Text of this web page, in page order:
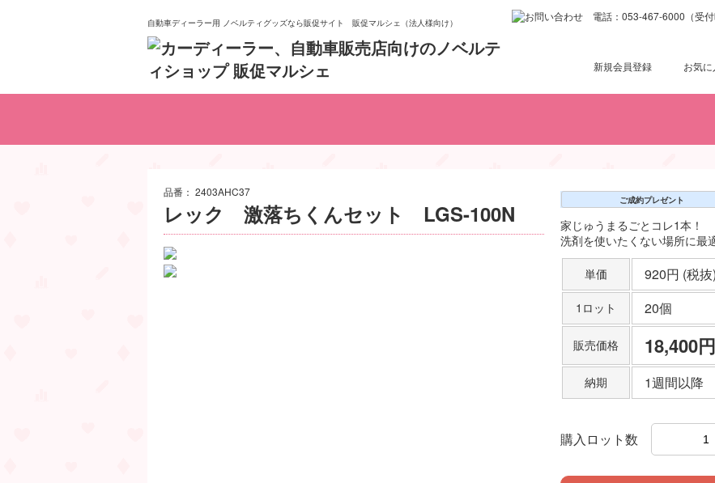
自動車ディーラー用 ノベルティグッズなら販促サイト 販促マルシェ（法人様向け）
新規会員登録 お気に
品番： 2403AHC37
レック 激落ちくんセット LGS-100N ご成約プレゼント
家じゅうまるごとコレ1本！
洗剤を使いたくない場所に最
単価 920円 (税抜)
1ロット 20個
販売価格 18,400円
納期 1週間以降
購入ロット数